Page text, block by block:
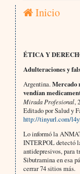
Inicio
ÉTICA Y
Adulteraciones y
Argentina.Mercado
vendían
Mirada Profesional,
Editado por Salud y
http://tinyurl.com/
Lo informó la
INTERPOL detectó
antidepresivos, para
Sibutramina en esa
cerrar 74 sitios más.